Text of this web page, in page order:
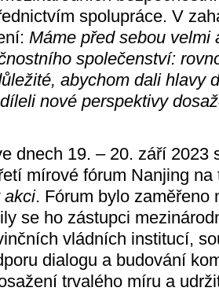
spolupráce. V
Máme před sebou velmi
společenství:
abychom dali hlavy
nové perspektivy
dnech 19. – 20. září 2023
mírové fórum Nanjing
akci. Fórum bylo zaměřeno
se ho zástupci
vládních institucí,
dialogu a budování
trvalého míru a